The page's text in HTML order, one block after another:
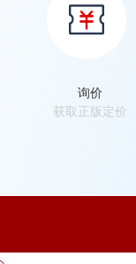
询价
获取正版定价